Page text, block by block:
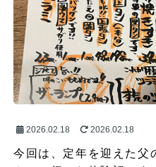
2026.02.18 2026.02.18
今回は、定年を迎えた父